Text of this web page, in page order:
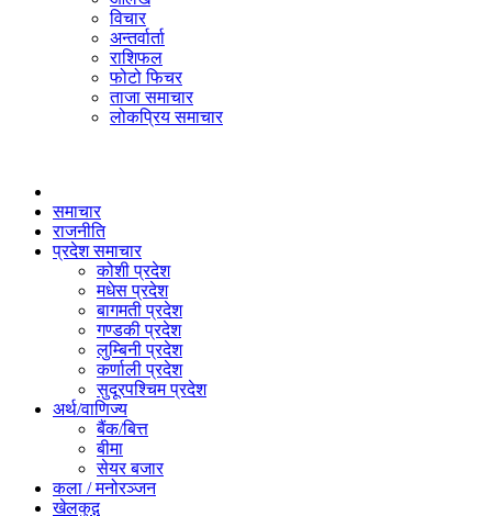
विचार
अन्तर्वार्ता
राशिफल
फोटो फिचर
ताजा समाचार
लोकप्रिय समाचार
समाचार
राजनीति
प्रदेश समाचार
कोशी प्रदेश
मधेस प्रदेश
बागमती प्रदेश
गण्डकी प्रदेश
लुम्बिनी प्रदेश
कर्णाली प्रदेश
सुदूरपश्चिम प्रदेश
अर्थ/वाणिज्य
बैंक/बित्त
बीमा
सेयर बजार
कला / मनोरञ्जन
खेलकुद़़